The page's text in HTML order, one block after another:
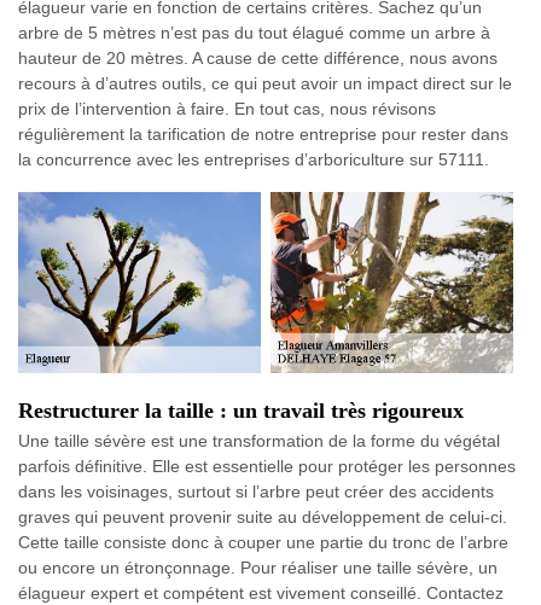
élagueur varie en fonction de certains critères. Sachez qu’un
arbre de 5 mètres n’est pas du tout élagué comme un arbre à
hauteur de 20 mètres. A cause de cette différence, nous avons
recours à d’autres outils, ce qui peut avoir un impact direct sur le
prix de l’intervention à faire. En tout cas, nous révisons
régulièrement la tarification de notre entreprise pour rester dans
la concurrence avec les entreprises d’arboriculture sur 57111.
Restructurer la taille : un travail très rigoureux
Une taille sévère est une transformation de la forme du végétal
parfois définitive. Elle est essentielle pour protéger les personnes
dans les voisinages, surtout si l’arbre peut créer des accidents
graves qui peuvent provenir suite au développement de celui-ci.
Cette taille consiste donc à couper une partie du tronc de l’arbre
ou encore un étronçonnage. Pour réaliser une taille sévère, un
élagueur expert et compétent est vivement conseillé. Contactez